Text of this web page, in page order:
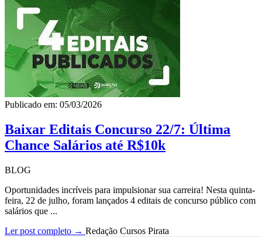
Publicado em: 05/03/2026
Baixar Editais Concurso 22/7: Última
Chance Salários até R$10k
BLOG
Oportunidades incríveis para impulsionar sua carreira! Nesta quinta-
feira, 22 de julho, foram lançados 4 editais de concurso público com
salários que ...
Ler post completo → Redação Cursos Pirata